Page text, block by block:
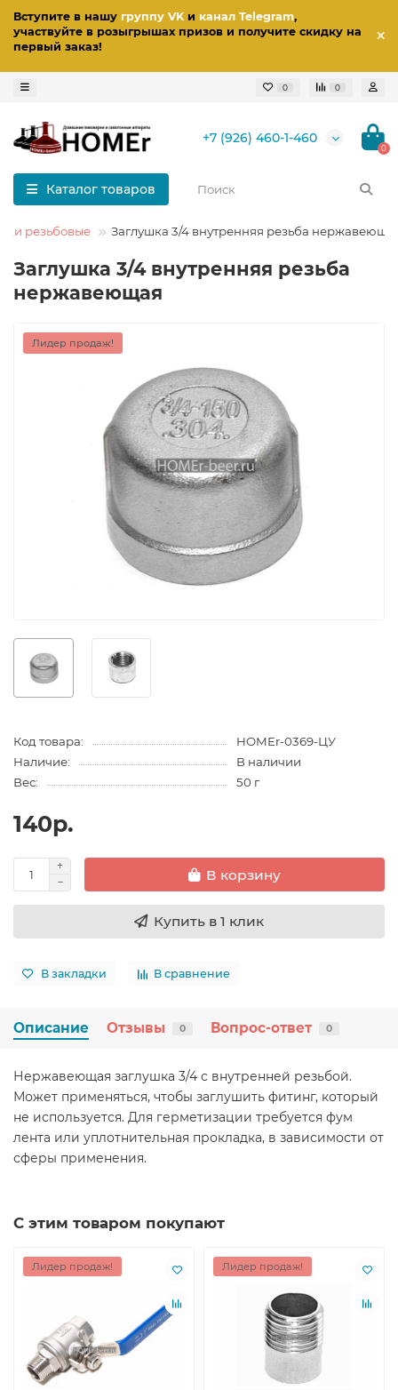
Вступите в нашу группу VKи канал Telegram,
участвуйте в розыгрышах призов и получите скидку на
первый заказ!
0 0
+7 (926) 460-1-460
0
Каталог товаров
резьбовые Заглушка 3/4 внутренняя резьба
Заглушка 3/4 внутренняя резьба
нержавеющая
Лидер продаж!
Код товара:
HOMEr-0369-ЦУ
Наличие:
В наличии
Вес:
50 г
140р.
В корзину
Купить в 1 клик
В закладки В сравнение
Описание Отзывы 0 Вопрос-ответ 0
Нержавеющая заглушка 3/4 с внутренней резьбой.
Может применяться, чтобы заглушить фитинг, который
не используется. Для герметизации требуется фум
лента или уплотнительная прокладка, в зависимости от
сферы применения.
С этим товаром покупают
Лидер продаж! Лидер продаж!